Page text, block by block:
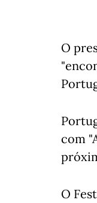
O
com
O